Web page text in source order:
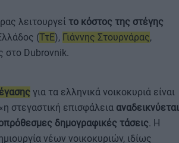
λειτουργεί το κόστος της στέγης
(ΤτΕ), Γιάννης Στουρνάρας,
στο Dubrovnik.
για τα ελληνικά νοικοκυριά είναι
στεγαστική επισφάλεια αναδεικνύεται
δημογραφικές τάσεις. Η
νέων νοικοκυριών, ιδίως